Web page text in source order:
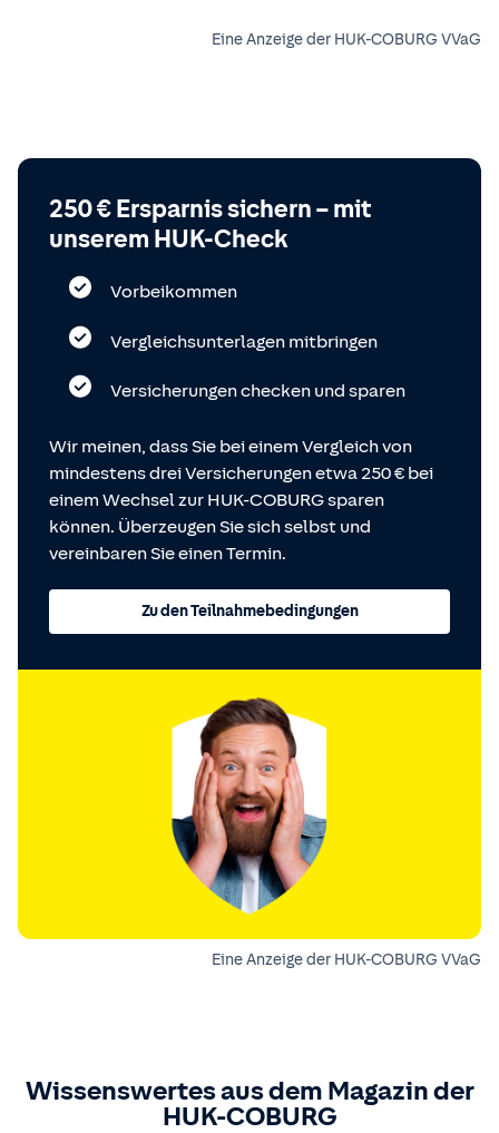
Eine Anzeige der HUK-COBURG VVaG
250 € Ersparnis sichern – mit
unserem HUK-Check
Vorbeikommen
Vergleichsunterlagen mitbringen
Versicherungen checken und sparen
Wir meinen, dass Sie bei einem Vergleich von
mindestens drei Versicherungen etwa 250 € bei
einem Wechsel zur HUK-COBURG sparen
können. Überzeugen Sie sich selbst und
vereinbaren Sie einen Termin.
Zu den Teilnahmebedingungen
Eine Anzeige der HUK-COBURG VVaG
Wissenswertes aus dem Magazin der
HUK-COBURG